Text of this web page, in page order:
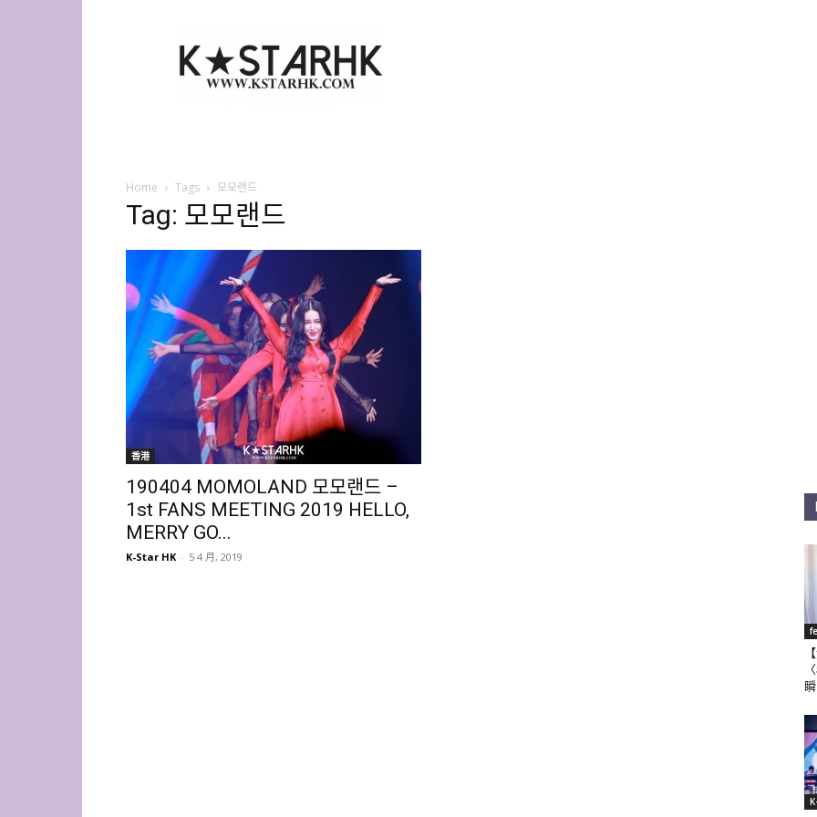
Star
HK
Home Tags 모모랜드
Tag: 모모랜드
香港
190404 MOMOLAND 모모랜드 –
1st FANS MEETING 2019 HELLO,
MERRY GO...
K-Star HK - 5 4 月, 2019